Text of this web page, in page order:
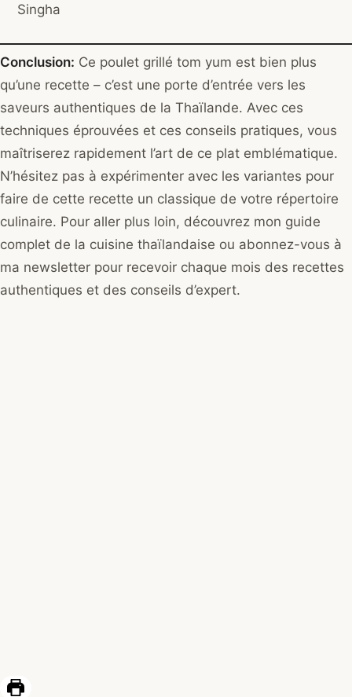
Singha
Conclusion: Ce poulet grillé tom yum est bien plus
qu’une recette – c’est une porte d’entrée vers les
saveurs authentiques de la Thaïlande. Avec ces
techniques éprouvées et ces conseils pratiques, vous
maîtriserez rapidement l’art de ce plat emblématique.
N’hésitez pas à expérimenter avec les variantes pour
faire de cette recette un classique de votre répertoire
culinaire. Pour aller plus loin, découvrez mon guide
complet de la cuisine thaïlandaise ou abonnez-vous à
ma newsletter pour recevoir chaque mois des recettes
authentiques et des conseils d’expert.